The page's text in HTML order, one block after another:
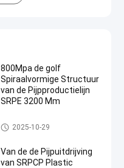
800Mpa de golf
Spiraalvormige Structuur
van de Pijpproductielijn
SRPE 3200 Mm
Golfpijpproductielijn
2025-10-29
Van de de Pijpuitdrijving
van SRPCP Plastic